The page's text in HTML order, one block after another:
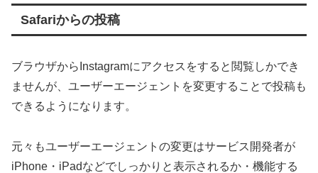
Safariからの投稿
ブラウザからInstagramにアクセスをすると閲覧しかでき
ませんが、ユーザーエージェントを変更することで投稿も
できるようになります。
元々もユーザーエージェントの変更はサービス開発者が
iPhone・iPadなどでしっかりと表示されるか・機能する